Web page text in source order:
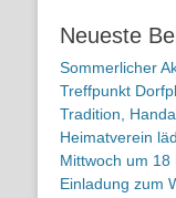
Neueste
Sommerlicher
Treffpunkt
Tradition,
Heimatverein
Mittwoch um 18
Einladung zum